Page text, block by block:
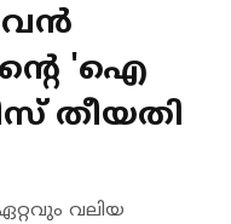
'ഐ
തീയതി
വലിയ